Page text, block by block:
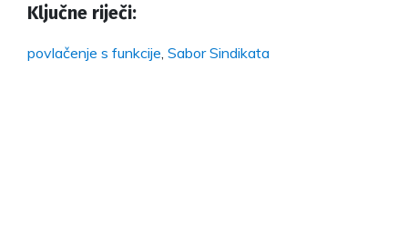
Ključne riječi:
povlačenje s funkcije Sabor Sindikata